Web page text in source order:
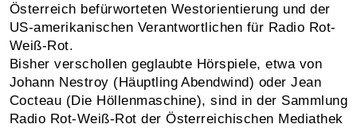
Österreich befürworteten Westorientierung und der
US-amerikanischen Verantwortlichen für Radio Rot-
Weiß-Rot.
Bisher verschollen geglaubte Hörspiele, etwa von
Johann Nestroy (Häuptling Abendwind) oder Jean
Cocteau (Die Höllenmaschine), sind in der Sammlung
Radio Rot-Weiß-Rot der Österreichischen Mediathek